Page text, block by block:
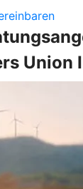
Union